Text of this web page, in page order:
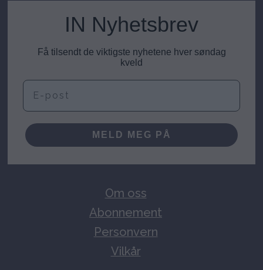
IN Nyhetsbrev
Få tilsendt de viktigste nyhetene hver søndag
kveld
E-post
MELD MEG PÅ
Om oss
Abonnement
Personvern
Vilkår